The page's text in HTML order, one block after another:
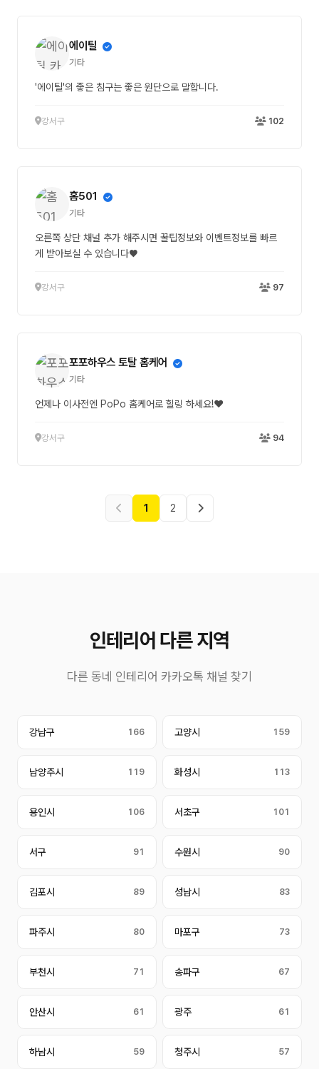
에이틸
기타
'에이틸'의 좋은 침구는 좋은 원단으로 말합니다.
강서구 102
홈501
기타
오른쪽 상단 채널 추가 해주시면 꿀팁정보와 이벤트정보를 빠르
게 받아보실 수 있습니다♥
강서구 97
포포하우스 토탈 홈케어
기타
언제나 이사전엔 PoPo 홈케어로 힐링 하세요!❤
강서구 94
1 2
인테리어 다른 지역
다른 동네 인테리어 카카오톡 채널 찾기
강남구 166 고양시 159
남양주시 119 화성시 113
용인시 106 서초구 101
서구 91 수원시 90
김포시 89 성남시 83
파주시 80 마포구 73
부천시 71 송파구 67
안산시 61 광주 61
하남시 59 청주시 57